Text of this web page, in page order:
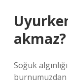
akmaz?
Soğuk